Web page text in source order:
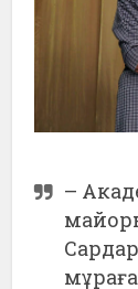
–